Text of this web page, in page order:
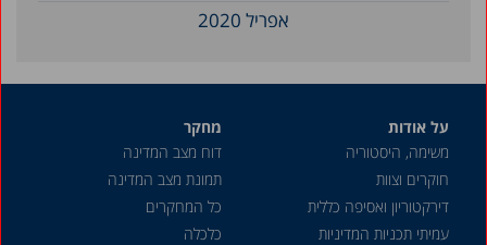
אפריל 2020
על אודות
משימה, היסטוריה
חוקרים וצוות
דירקטוריון ואסיפה כללית
עמיתי תכניות המדיניות
מחקר
דוח מצב המדינה
תמונת מצב המדינה
כל המחקרים
כלכלה